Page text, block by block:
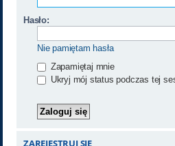
Hasło:
Nie pamiętam hasła
Zapamiętaj mnie
Ukryj mój status podczas tej
ZAREJESTRUJ SIĘ